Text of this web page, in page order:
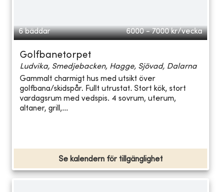
6 bäddar 6000 - 7000 kr/vecka
Golfbanetorpet
Ludvika, Smedjebacken, Hagge, Sjövad, Dalarna
Gammalt charmigt hus med utsikt över
golfbana/skidspår. Fullt utrustat. Stort kök, stort
vardagsrum med vedspis. 4 sovrum, uterum,
altaner, grill,...
Se kalendern för tillgänglighet